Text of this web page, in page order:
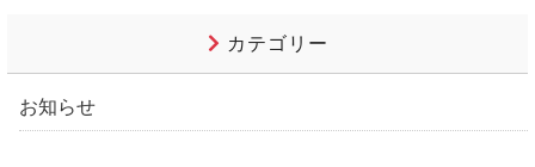
カテゴリー
お知らせ